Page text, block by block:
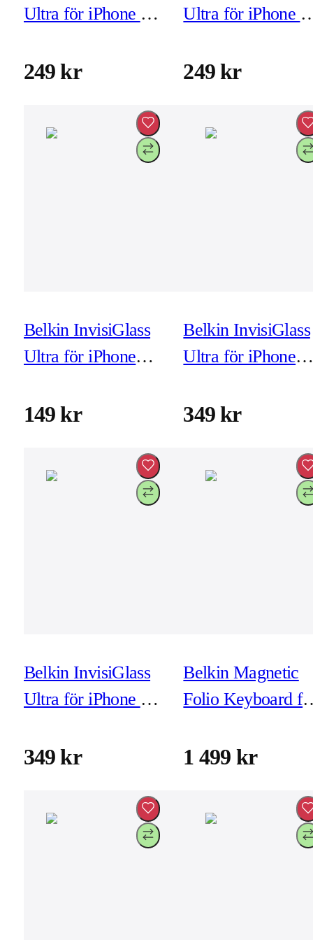
Ultra för iPhone 11
(exkl montering)
249 kr
Ultra för iPhone
montering)
249 kr
Belkin InvisiGlass
Ultra för iPhone
montering)
149 kr
Belkin InvisiGlass
Ultra för iPhone
montering)
349 kr
Belkin InvisiGlass
Ultra för iPhone XS
(inkl montering)
349 kr
Belkin Magnetic
Folio Keyboard
Nordic
1 499 kr